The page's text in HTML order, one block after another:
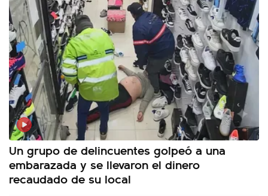
Un grupo de delincuentes golpeó a una
embarazada y se llevaron el dinero
recaudado de su local